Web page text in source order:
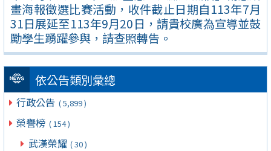
畫海報徵選比賽活動，收件截止日期自113年7月
31日展延至113年9月20日，請貴校廣為宣導並鼓
勵學生踴躍參與，請查照轉告。
依公告類別彙總
行政公告 ( 5,899 )
榮譽榜 ( 154 )
武漢榮耀 ( 30 )